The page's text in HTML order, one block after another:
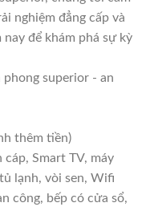
nghiệm đẳng cấp và
để khám phá sự kỳ
thêm tiền)
Smart TV, máy
lạnh, vòi sen, Wifi
công, bếp có cửa sổ,